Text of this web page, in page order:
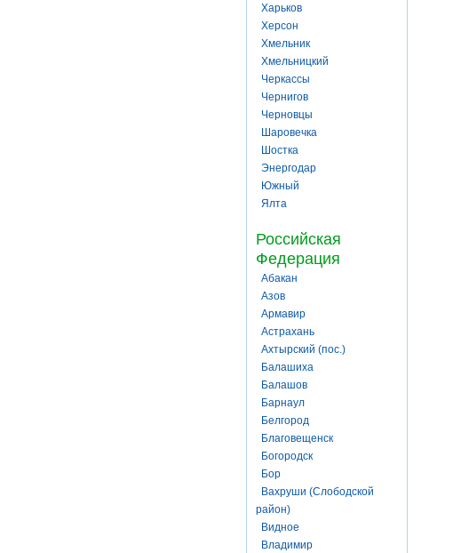
Харьков
Херсон
Хмельник
Хмельницкий
Черкассы
Чернигов
Черновцы
Шаровечка
Шостка
Энергодар
Южный
Ялта
Российская
Федерация
Абакан
Азов
Армавир
Астрахань
Ахтырский (пос.)
Балашиха
Балашов
Барнаул
Белгород
Благовещенск
Богородск
Бор
Вахруши (Слободской
район)
Видное
Владимир